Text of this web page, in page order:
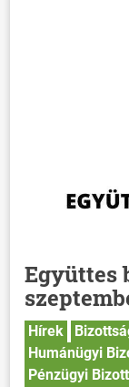
Együttes
Hírek
Humánügyi
Pénzügyi